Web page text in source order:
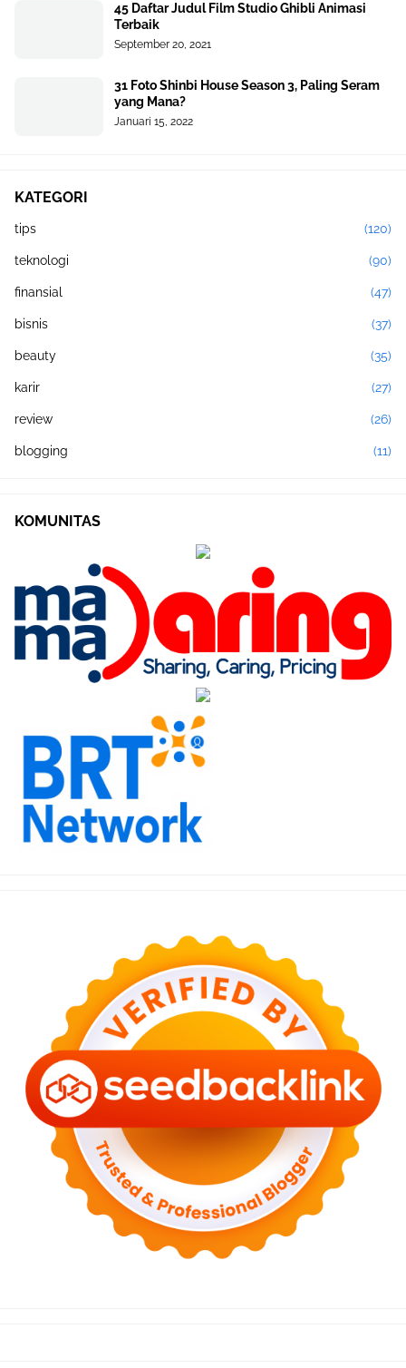
45 Daftar Judul Film Studio Ghibli Animasi
Terbaik
September 20, 2021
31 Foto Shinbi House Season 3, Paling Seram
yang Mana?
Januari 15, 2022
KATEGORI
tips (120)
teknologi (90)
finansial (47)
bisnis (37)
beauty (35)
karir (27)
review (26)
blogging (11)
KOMUNITAS